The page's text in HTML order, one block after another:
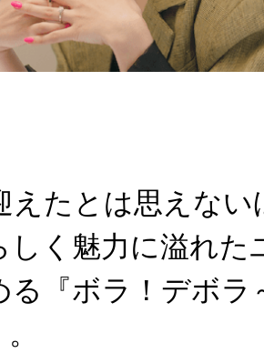
えたとは思えな
しく魅力に溢れた
る『ボラ！デボラ